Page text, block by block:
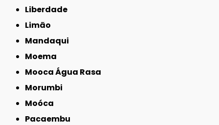
Liberdade
Limão
Mandaqui
Moema
Mooca Água Rasa
Morumbi
Moóca
Pacaembu